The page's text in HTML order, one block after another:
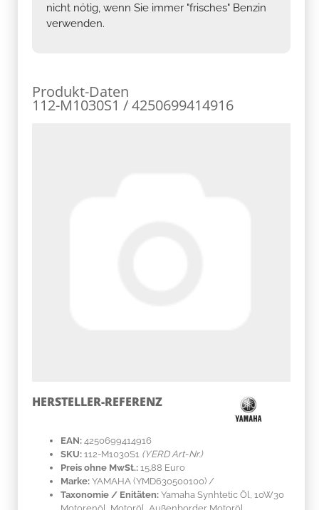
nicht nötig, wenn Sie immer "frisches" Benzin
verwenden.
Produkt-Daten
112-M1030S1 / 4250699414916
HERSTELLER-REFERENZ
EAN: 4250699414916
SKU: 112-M1030S1 (YERD Art-Nr.)
Preis ohne MwSt.: 15.88 Euro
Marke: YAMAHA (YMD630500100) /
Taxonomie / Enitäten: Yamaha Synhtetic Öl, 10W30